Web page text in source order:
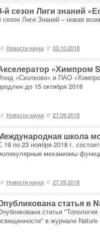
й сезон Лиги знаний
сезон Лиги Знаний – новая
// Новости науки // 03.10.2018
«Химпром
«Сколково» и ПАО
до 15 октября 2018
// Новости науки // 27.09.2018
школа
19 по 23 ноября 2018 г.
механизмы
// Новости науки // 27.09.2018
статья в
статья
в журнале